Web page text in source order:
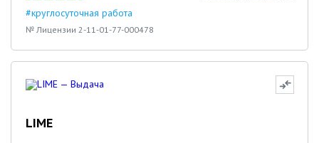
#круглосуточная работа
№ Лицензии 2-11-01-77-000478
LIME